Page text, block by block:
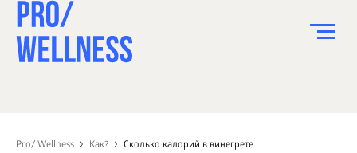
Pro/ Wellness Как?
Сколько калорий в винегрете
СПОРТ